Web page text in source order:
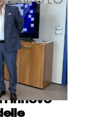
rinnovo